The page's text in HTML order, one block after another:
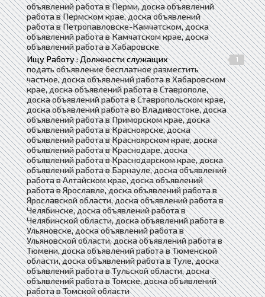
объявлений работа в Перми, доска объявлений
работа в Пермском крае, доска объявлений
работа в Петропавловске-Камчатском, доска
объявлений работа в Камчатском крае, доска
объявлений работа в Хабаровске
Ищу Работу : Должности служащих
1
подать объявление бесплатное разместить
частное, доска объявлений работа в Хабаровском
крае, доска объявлений работа в Ставрополе,
доска объявлений работа в Ставропольском крае,
доска объявлений работа во Владивостоке, доска
объявлений работа в Приморском крае, доска
объявлений работа в Красноярске, доска
объявлений работа в Красноярском крае, доска
объявлений работа в Краснодаре, доска
объявлений работа в Краснодарском крае, доска
объявлений работа в Барнауле, доска объявлений
работа в Алтайском крае, доска объявлений
работа в Ярославле, доска объявлений работа в
Ярославской области, доска объявлений работа в
Челябинске, доска объявлений работа в
Челябинской области, доска объявлений работа в
Ульяновске, доска объявлений работа в
Ульяновской области, доска объявлений работа в
Тюмени, доска объявлений работа в Тюменской
области, доска объявлений работа в Туле, доска
объявлений работа в Тульской области, доска
объявлений работа в Томске, доска объявлений
работа в Томской области